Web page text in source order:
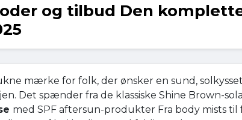
og tilbud Den
mærke for folk, der ønsker en sund,
Det spænder fra de klassiske Shine Brown-
med SPF aftersun-produkter Fra body mists til